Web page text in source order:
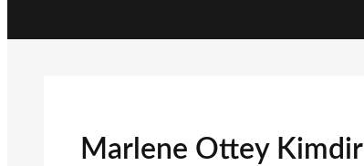
Marlene Ottey Kimdir